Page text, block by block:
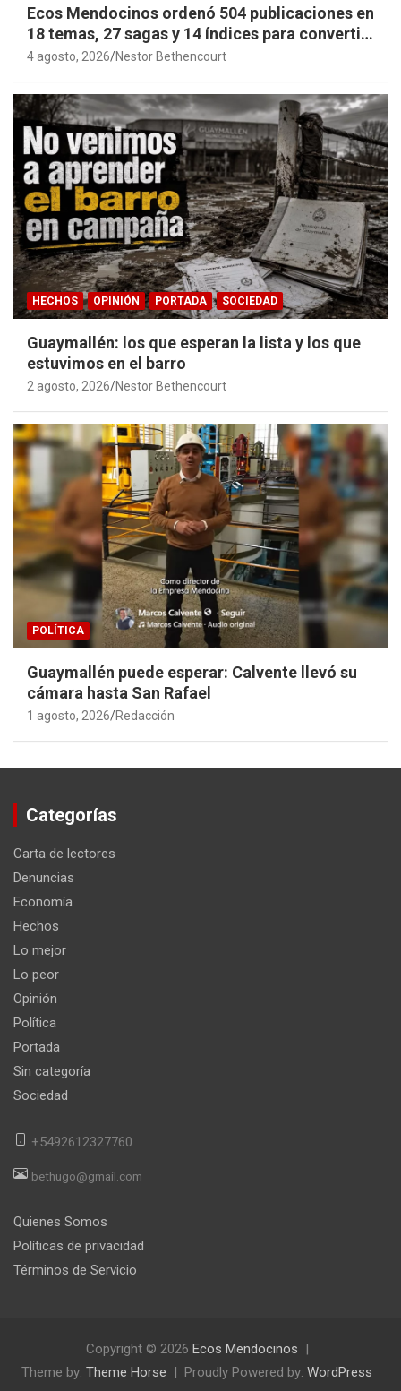
Ecos Mendocinos ordenó 504 publicaciones en
18 temas, 27 sagas y 14 índices para convertir
años de investigación en memoria pública
4 agosto, 2026 Nestor Bethencourt
HECHOS OPINIÓN PORTADA SOCIEDAD
Guaymallén: los que esperan la lista y los que
estuvimos en el barro
2 agosto, 2026 Nestor Bethencourt
POLÍTICA
Guaymallén puede esperar: Calvente llevó su
cámara hasta San Rafael
1 agosto, 2026 Redacción
Categorías
Carta de lectores
Denuncias
Economía
Hechos
Lo mejor
Lo peor
Opinión
Política
Portada
Sin categoría
Sociedad
+5492612327760
bethugo@gmail.com
Quienes Somos
Políticas de privacidad
Términos de Servicio
Copyright © 2026 Ecos Mendocinos
Theme by: Theme Horse Proudly Powered by: WordPress